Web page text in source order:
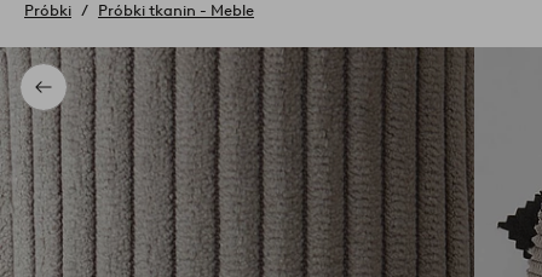
na
stronę
Powrót
Próbki Próbki tkanin - Meble